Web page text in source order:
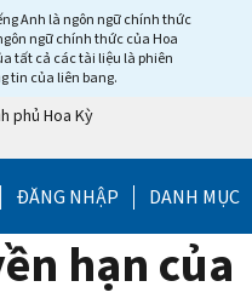
Anh là ngôn ngữ chính thức
ngữ chính thức của Hoa
tất cả các tài liệu là phiên
tin của liên bang.
phủ Hoa Kỳ
ĐĂNG NHẬP DANH MỤC
hạn của